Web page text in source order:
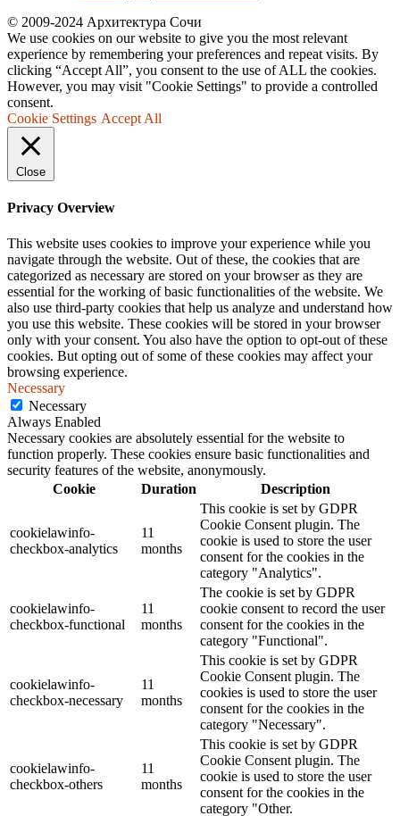
© 2009-2024 Архитектура Сочи
We use cookies on our website to give you the most relevant
experience by remembering your preferences and repeat visits. By
clicking “Accept All”, you consent to the use of ALL the cookies.
However, you may visit "Cookie Settings" to provide a controlled
consent.
Cookie Settings Accept All
Close
Privacy Overview
This website uses cookies to improve your experience while you
navigate through the website. Out of these, the cookies that are
categorized as necessary are stored on your browser as they are
essential for the working of basic functionalities of the website. We
also use third-party cookies that help us analyze and understand how
you use this website. These cookies will be stored in your browser
only with your consent. You also have the option to opt-out of these
cookies. But opting out of some of these cookies may affect your
browsing experience.
Necessary
Necessary
Always Enabled
Necessary cookies are absolutely essential for the website to
function properly. These cookies ensure basic functionalities and
security features of the website, anonymously.
Cookie
Duration Description
cookielawinfo-
checkbox-analytics
11
months
This cookie is set by GDPR
Cookie Consent plugin. The
cookie is used to store the user
consent for the cookies in the
category "Analytics".
cookielawinfo-
checkbox-functional
11
months
The cookie is set by GDPR
cookie consent to record the user
consent for the cookies in the
category "Functional".
cookielawinfo-
checkbox-necessary
11
months
This cookie is set by GDPR
Cookie Consent plugin. The
cookies is used to store the user
consent for the cookies in the
category "Necessary".
cookielawinfo-
checkbox-others
11
months
This cookie is set by GDPR
Cookie Consent plugin. The
cookie is used to store the user
consent for the cookies in the
category "Other.